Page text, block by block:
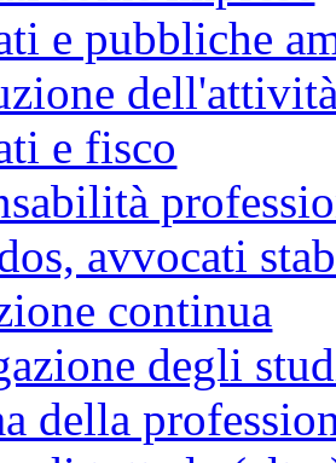
e pubbliche
e fisco
avvocati
continua
degli
della